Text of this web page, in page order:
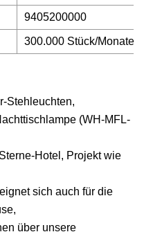
9405200000
300.000 Stück/Monate
Stehleuchten,
(WH-MFL-
Hotel, Projekt wie
sich auch für die
über unsere